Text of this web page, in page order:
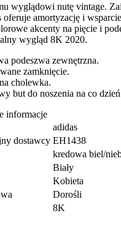
wyglądowi nutę vintage.
oferuje amortyzację i
akcenty na pięcie i
wygląd 8K 2020.
podeszwa zewnętrzna.
zamknięcie.
cholewka.
but do noszenia na co
informacje
adidas
dostawcy EH1438
kredowa biel/
Biały
Kobieta
Dorośli
8K